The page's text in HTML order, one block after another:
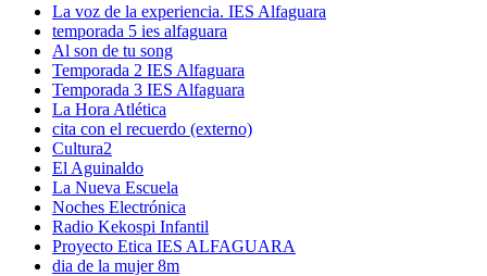
La voz de la experiencia. IES Alfaguara
temporada 5 ies alfaguara
Al son de tu song
Temporada 2 IES Alfaguara
Temporada 3 IES Alfaguara
La Hora Atlética
cita con el recuerdo (externo)
Cultura2
El Aguinaldo
La Nueva Escuela
Noches Electrónica
Radio Kekospi Infantil
Proyecto Etica IES ALFAGUARA
dia de la mujer 8m